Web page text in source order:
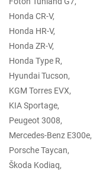
Honda CR-V,
Honda HR-V,
Honda ZR-V,
Honda Type R,
Hyundai Tucson,
KGM Torres EVX,
KIA Sportage,
Peugeot 3008,
Mercedes-Benz E300e,
Porsche Taycan,
Škoda Kodiaq,